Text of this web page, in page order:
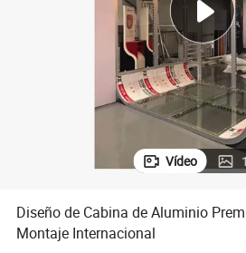
Vídeo
Diseño de Cabina de Aluminio
Montaje Internacional